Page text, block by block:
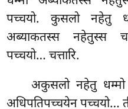
पच्चयो. कुसलो नहेतु
अब्याकतस्स नहेतुस्स
पच्चयो… चत्तारि.
अकुसलो नहेतु
अधिपतिपच्चयेन पच्चयो…